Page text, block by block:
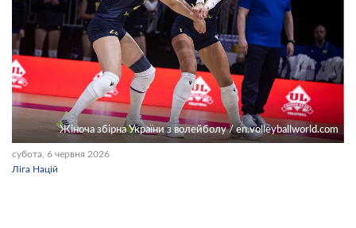
Жіноча збірна України з волейболу / en.volleyballworld.com
субота, 6 червня 2026
Ліга Націй